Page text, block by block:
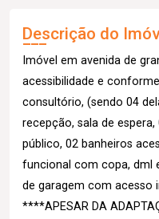
Descrição do
Imóvel em avenida de
acessibilidade e
consultório, (sendo 04
recepção, sala de
público, 02 banheiros
funcional com copa, dml
de garagem com acesso
****APESAR DA